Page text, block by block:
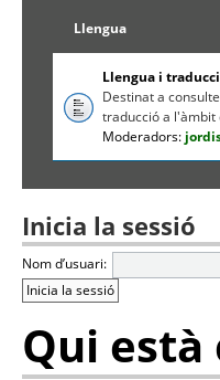
Llengua
Llengua i
Destinat a
traducció a
Moderadors:
Inicia la sessió
Nom d’usuari:
Qui